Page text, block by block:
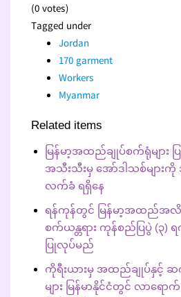
(0 votes)
Tagged under
Jordan
170 garment
Workers
Myanmar
Related items
မြန်မာ့အထည်ချုပ်စက်ရုံများ
အသီးသီးမှ အော်ဒါသစ်များ
လက်ခံ ရရှိနေ
ရန်ကုန်တွင် မြန်မာ့အထည်အလိ
စက်ယန္တရား ကုန်စည်ပြပွဲ (၃)
ပြုလုပ်မည်
ကိုရီးယားမှ အထည်ချုပ်နှင့် ဆ
များ မြန်မာနိုင်ငံတွင် လာရောက်